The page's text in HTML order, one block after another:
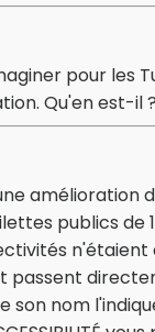
pour les
Qu'en est-il ?
amélioration
publics de
n'étaient
passent
son nom